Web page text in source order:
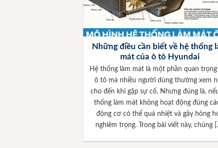
Những điều cần biết về hệ thống
mát của ô tô Hyundai
Hệ thống làm mát là một phần quan trọng
ô tô mà nhiều người dùng thường xem
cho đến khi gặp sự cố. Nhưng đúng là,
thống làm mát không hoạt động đúng
động cơ có thể quá nhiệt và gây hỏng
nghiêm trọng. Trong bài viết này, chúng